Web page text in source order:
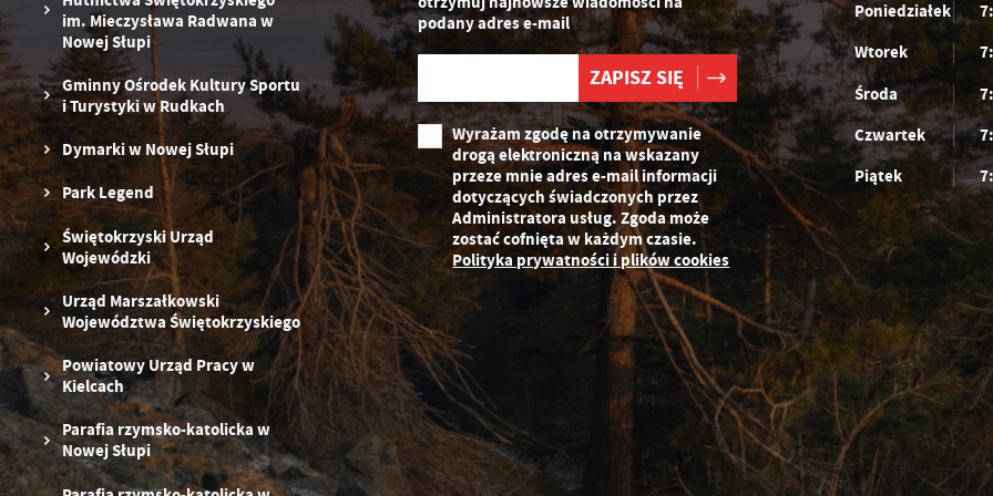
im. Mieczysława Radwana w
Nowej Słupi
Gminny Ośrodek Kultury Sportu
i Turystyki w Rudkach
Dymarki w Nowej Słupi
Park Legend
Świętokrzyski Urząd
Wojewódzki
Urząd Marszałkowski
Województwa Świętokrzyskiego
Powiatowy Urząd Pracy w
Kielcach
Parafia rzymsko-katolicka w
Nowej Słupi
podany adres e-mail
Wyrażam zgodę na otrzymywanie
drogą elektroniczną na wskazany
przeze mnie adres e-mail informacji
dotyczących świadczonych przez
Administratora usług. Zgoda może
zostać cofnięta w każdym czasie.
Polityka prywatności i plików cookies
Poniedziałek
Wtorek
Środa
Czwartek
Piątek
przeglądanej witryny internetowej. Treści promocyjne mogą pojawić się na
stronach podmiotów trzecich lub firm będących naszymi partnerami oraz innych
dostawców usług. Firmy te działają w charakterze pośredników prezentujących
nasze treści w postaci wiadomości, ofert, komunikatów mediów